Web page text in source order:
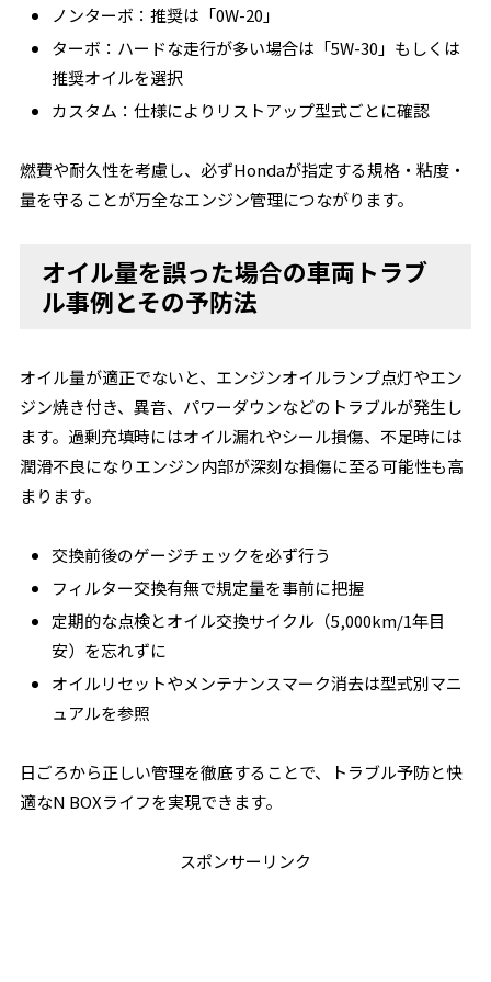
ノンターボ：推奨は「0W-20」
ターボ：ハードな走行が多い場合は「5W-30」もしくは
推奨オイルを選択
カスタム：仕様によりリストアップ型式ごとに確認
燃費や耐久性を考慮し、必ずHondaが指定する規格・粘度・
量を守ることが万全なエンジン管理につながります。
オイル量を誤った場合の車両トラブ
ル事例とその予防法
オイル量が適正でないと、エンジンオイルランプ点灯やエン
ジン焼き付き、異音、パワーダウンなどのトラブルが発生し
ます。過剰充填時にはオイル漏れやシール損傷、不足時には
潤滑不良になりエンジン内部が深刻な損傷に至る可能性も高
まります。
交換前後のゲージチェックを必ず行う
フィルター交換有無で規定量を事前に把握
定期的な点検とオイル交換サイクル（5,000km/1年目
安）を忘れずに
オイルリセットやメンテナンスマーク消去は型式別マニ
ュアルを参照
日ごろから正しい管理を徹底することで、トラブル予防と快
適なN BOXライフを実現できます。
スポンサーリンク